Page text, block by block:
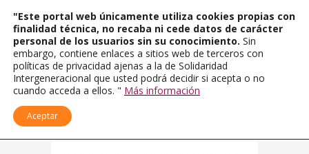
"Este portal web únicamente utiliza cookies propias con
finalidad técnica, no recaba ni cede datos de carácter
personal de los usuarios sin su conocimiento. Sin
embargo, contiene enlaces a sitios web de terceros con
políticas de privacidad ajenas a la de Solidaridad
Intergeneracional que usted podrá decidir si acepta o no
cuando acceda a ellos. " Más información
Aceptar